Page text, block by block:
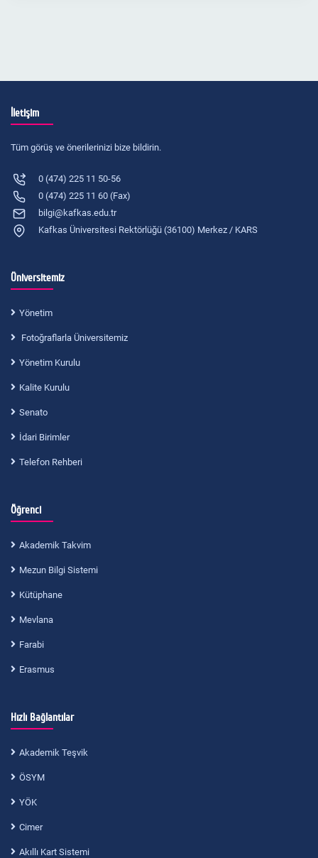
İletişim
Tüm görüş ve önerilerinizi bize bildirin.
0 (474) 225 11 50-56
0 (474) 225 11 60 (Fax)
bilgi@kafkas.edu.tr
Kafkas Üniversitesi Rektörlüğü (36100) Merkez / KARS
Üniversitemiz
Yönetim
Fotoğraflarla Üniversitemiz
Yönetim Kurulu
Kalite Kurulu
Senato
İdari Birimler
Telefon Rehberi
Öğrenci
Akademik Takvim
Mezun Bilgi Sistemi
Kütüphane
Mevlana
Farabi
Erasmus
Hızlı Bağlantılar
Akademik Teşvik
ÖSYM
YÖK
Cimer
Akıllı Kart Sistemi